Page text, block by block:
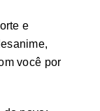
e
você por